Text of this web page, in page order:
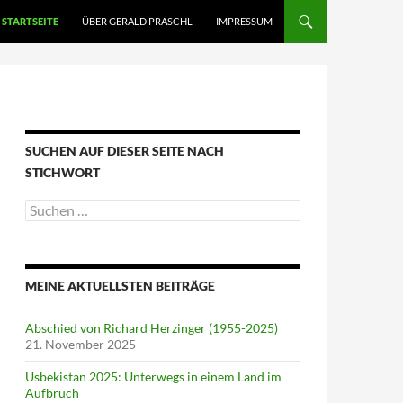
STARTSEITE ÜBER GERALD PRASCHL IMPRESSUM
SUCHEN AUF DIESER SEITE NACH
STICHWORT
Suche
nach:
MEINE AKTUELLSTEN BEITRÄGE
Abschied von Richard Herzinger (1955-2025)
21. November 2025
Usbekistan 2025: Unterwegs in einem Land im
Aufbruch